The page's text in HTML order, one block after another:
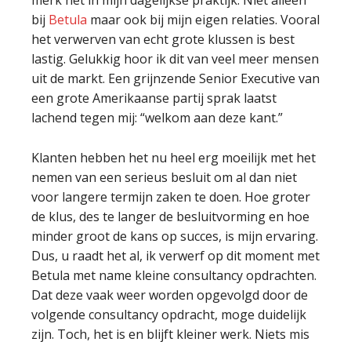
bij Betula maar ook bij mijn eigen relaties. Vooral
het verwerven van echt grote klussen is best
lastig. Gelukkig hoor ik dit van veel meer mensen
uit de markt. Een grijnzende Senior Executive van
een grote Amerikaanse partij sprak laatst
lachend tegen mij: “welkom aan deze kant.”
Klanten hebben het nu heel erg moeilijk met het
nemen van een serieus besluit om al dan niet
voor langere termijn zaken te doen. Hoe groter
de klus, des te langer de besluitvorming en hoe
minder groot de kans op succes, is mijn ervaring.
Dus, u raadt het al, ik verwerf op dit moment met
Betula met name kleine consultancy opdrachten.
Dat deze vaak weer worden opgevolgd door de
volgende consultancy opdracht, moge duidelijk
zijn. Toch, het is en blijft kleiner werk. Niets mis